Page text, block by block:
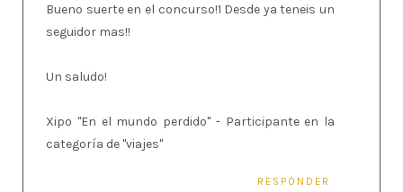
Bueno suerte en el concurso!1 Desde ya teneis un
seguidor mas!!
Un saludo!
Xipo "En el mundo perdido" - Participante en la
categoría de "viajes"
RESPONDER